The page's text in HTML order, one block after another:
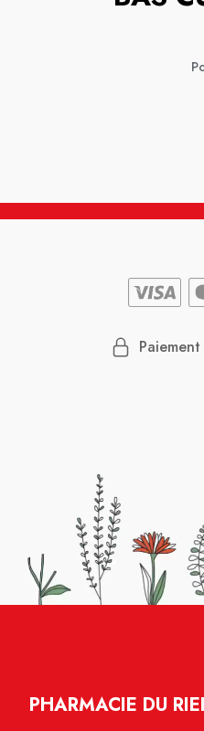
PHARMACIE DU